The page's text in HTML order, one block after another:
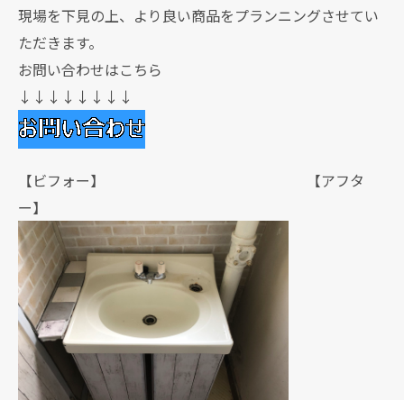
現場を下見の上、より良い商品をプランニングさせてい
ただきます。
お問い合わせはこちら
↓↓↓↓↓↓↓↓
【ビフォー】 【アフタ
ー】